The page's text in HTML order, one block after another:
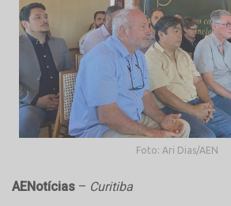
Foto: Ari Dias/AEN
AENotícias – Curitiba